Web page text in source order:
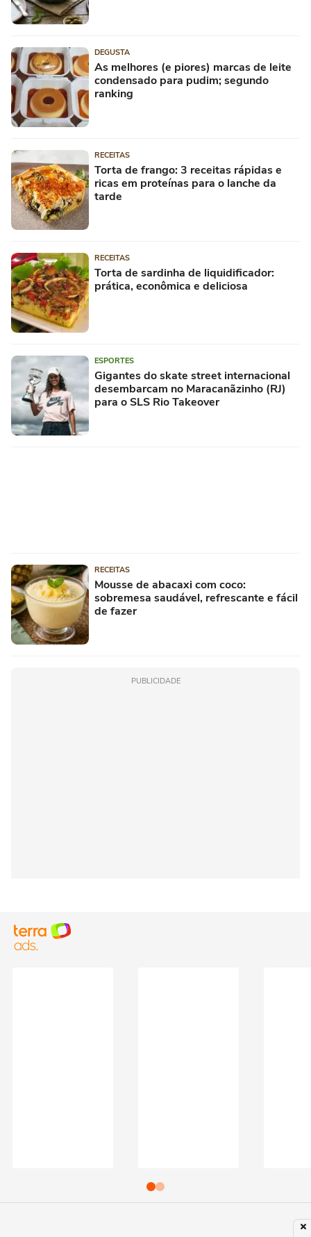
DEGUSTA
As melhores (e piores) marcas de leite
condensado para pudim; segundo
ranking
RECEITAS
Torta de frango: 3 receitas rápidas e
ricas em proteínas para o lanche da
tarde
RECEITAS
Torta de sardinha de liquidificador:
prática, econômica e deliciosa
ESPORTES
Gigantes do skate street internacional
desembarcam no Maracanãzinho (RJ)
para o SLS Rio Takeover
RECEITAS
Mousse de abacaxi com coco:
sobremesa saudável, refrescante e fácil
de fazer
PUBLICIDADE